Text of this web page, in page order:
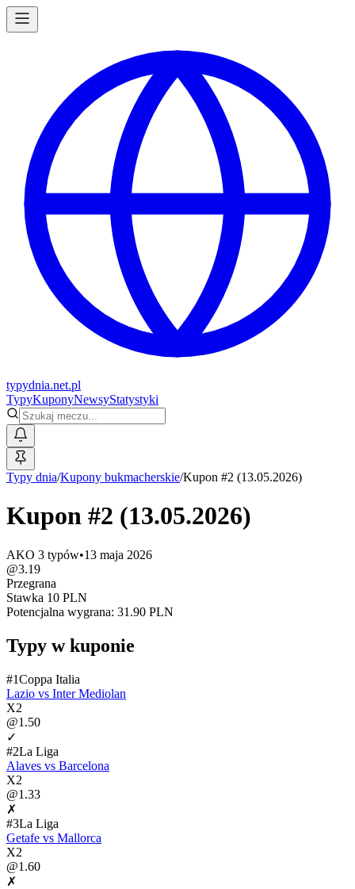
typydnia.net.pl
TypyKuponyNewsyStatystyki
Typy dnia/Kupony bukmacherskie/Kupon #2 (13.05.2026)
Kupon #2 (13.05.2026)
AKO 3 typów•13 maja 2026
@3.19
Przegrana
Stawka 10 PLN
Potencjalna wygrana: 31.90 PLN
Typy w kuponie
#1Coppa Italia
Lazio vs Inter Mediolan
X2
@1.50
✓
#2La Liga
Alaves vs Barcelona
X2
@1.33
✗
#3La Liga
Getafe vs Mallorca
X2
@1.60
✗